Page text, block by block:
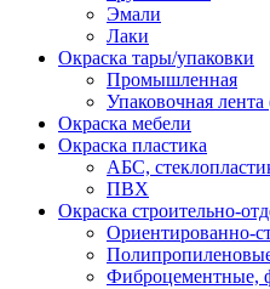
Эмали
Лаки
Окраска тары/упаковки
Промышленная
Упаковочная
Окраска мебели
Окраска пластика
АБС,
ПВХ
Окраска строительно-
Ориентированно-
Фиброцементные,